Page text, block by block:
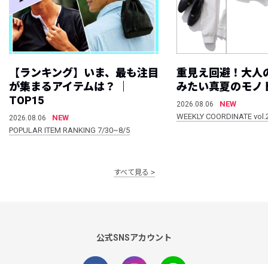
【ランキング】いま、最も注目
が集まるアイテムは？ ｜
TOP15
2026.08.06
NEW
POPULAR ITEM RANKING 7/30~8/5
重見え回避！大人
みたい真夏のモノ
2026.08.06
NEW
WEEKLY COORDINATE
すべて見る
公式SNSアカウント